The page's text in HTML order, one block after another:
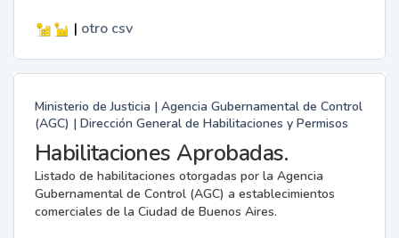
| otro csv
Ministerio de Justicia | Agencia Gubernamental de Control
(AGC) | Dirección General de Habilitaciones y Permisos
Habilitaciones Aprobadas.
Listado de habilitaciones otorgadas por la Agencia
Gubernamental de Control (AGC) a establecimientos
comerciales de la Ciudad de Buenos Aires.